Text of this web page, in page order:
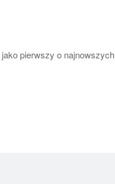
pierwszy o najnowszych